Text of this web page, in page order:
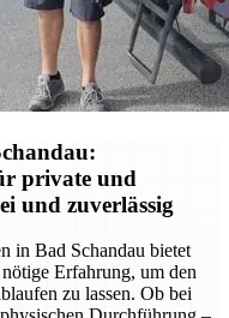
private und
und zuverlässig
in Bad Schandau bietet
Erfahrung, um den
zu lassen. Ob bei